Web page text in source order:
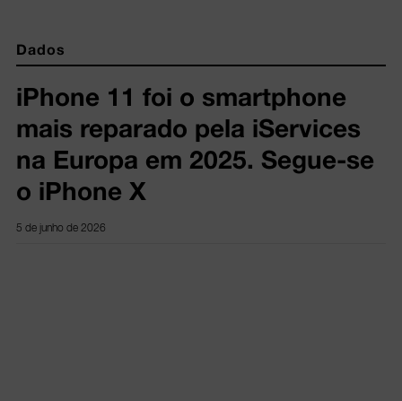
Dados
iPhone 11 foi o smartphone
mais reparado pela iServices
na Europa em 2025. Segue-se
o iPhone X
5 de junho de 2026